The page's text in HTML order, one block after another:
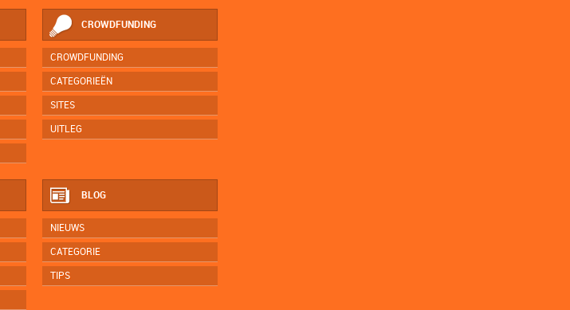
CROWDFUNDING
CROWDFUNDING
CATEGORIEËN
SITES
UITLEG
BLOG
NIEUWS
CATEGORIE
TIPS